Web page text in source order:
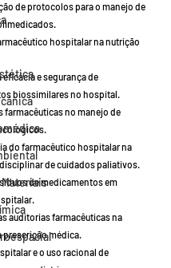
de protocolos para o manejo de
hospitalar na nutrição
eficácia e segurança de
biossimilares no hospital.
farmacêuticas no manejo de
do farmacêutico hospitalar na
de cuidados paliativos.
de medicamentos em
auditorias farmacêuticas na
prescrição médica.
e o uso racional de